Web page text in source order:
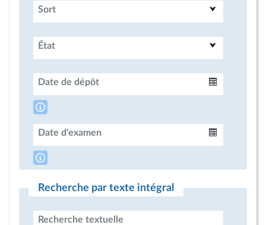
Sort
État
Date de dépôt
Date d'examen
Recherche par texte intégral
Recherche textuelle